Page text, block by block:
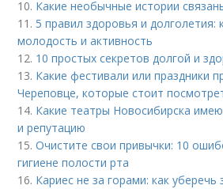
10. Какие необычные истории
11. 5 правил здоровья и долголетия:
молодость и активность
12. 10 простых секретов долгой и
13. Какие фестивали или праздники
Череповце, которые стоит
14. Какие театры Новосибирска
и репутацию
15.Очистите свои привычки: 10
гигиене полости рта
16. Кариес не за горами: как